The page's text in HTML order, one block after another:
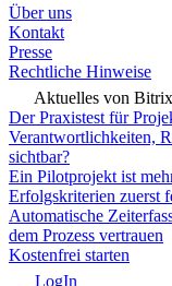
Über uns
Kontakt
Presse
Rechtliche Hinweise
Aktuelles von
Der Praxistest für
Verantwortlichkeiten,
sichtbar?
Ein Pilotprojekt ist
Erfolgskriterien zuerst
Automatische
dem Prozess vertrauen
Kostenfrei starten
LogIn